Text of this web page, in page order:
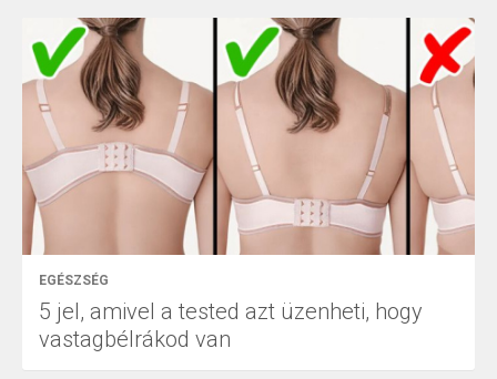
EGÉSZSÉG
5 jel, amivel a tested azt üzenheti, hogy
vastagbélrákod van